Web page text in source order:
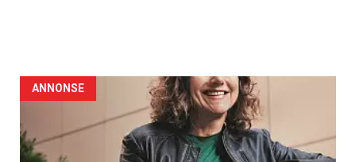
ANNONSE